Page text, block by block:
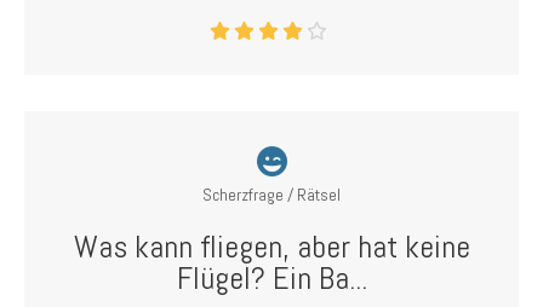
Scherzfrage / Rätsel
Was kann fliegen, aber hat keine
Flügel? Ein Ba...